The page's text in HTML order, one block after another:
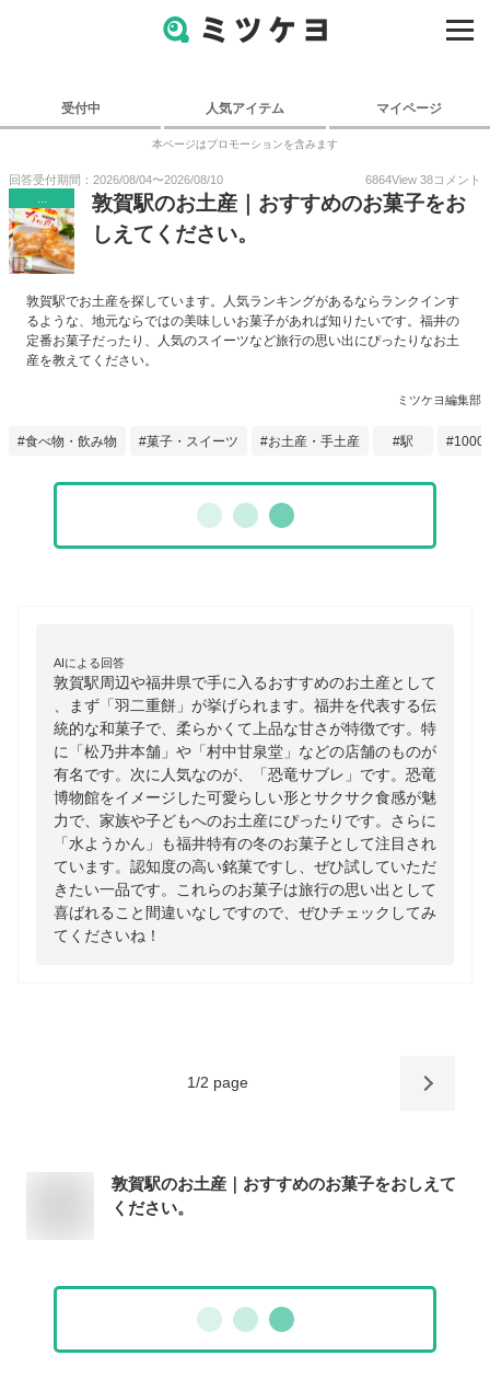
受付中 人気アイテム マイページ
本ページはプロモーションを含みます
回答受付期間： 2026/08/04〜2026/08/10 6864View 38コメント
敦賀駅のお土産｜おすすめのお菓子をお
しえてください。
敦賀駅でお土産を探しています。人気ランキングがあるならランクインす
るような、地元ならではの美味しいお菓子があれば知りたいです。福井の
定番お菓子だったり、人気のスイーツなど旅行の思い出にぴったりなお土
産を教えてください。
ミツケヨ編集部
食べ物・飲み物 菓子・スイーツ お土産・手土産 駅
AIによる回答
敦賀駅周辺や福井県で手に入るおすすめのお土産として
、まず「羽二重餅」が挙げられます。福井を代表する伝
統的な和菓子で、柔らかくて上品な甘さが特徴です。特
に「松乃井本舗」や「村中甘泉堂」などの店舗のものが
有名です。次に人気なのが、「恐竜サブレ」です。恐竜
博物館をイメージした可愛らしい形とサクサク食感が魅
力で、家族や子どもへのお土産にぴったりです。さらに
「水ようかん」も福井特有の冬のお菓子として注目され
ています。認知度の高い銘菓ですし、ぜひ試していただ
きたい一品です。これらのお菓子は旅行の思い出として
喜ばれること間違いなしですので、ぜひチェックしてみ
てくださいね！
1/2 page
敦賀駅のお土産｜おすすめのお菓子をおしえて
ください。